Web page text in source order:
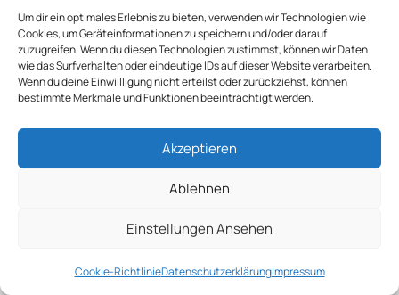
Um dir ein optimales Erlebnis zu bieten, verwenden wir Technologien wie
Cookies, um Geräteinformationen zu speichern und/oder darauf
zuzugreifen. Wenn du diesen Technologien zustimmst, können wir Daten
wie das Surfverhalten oder eindeutige IDs auf dieser Website verarbeiten.
Wenn du deine Einwillligung nicht erteilst oder zurückziehst, können
bestimmte Merkmale und Funktionen beeinträchtigt werden.
Akzeptieren
Ablehnen
Einstellungen Ansehen
Cookie-RichtlinieDatenschutzerklärungImpressum
vermieden und der Alltag der Anwohner
erleichtert werden. Zudem trägt eine rechtzeitige
Räumung dazu bei, dass der Verkehr reibungslos
fließt und die Wintermonate angenehmer
Von Der Planung Bis Zur
Ausführung
Schneeräumung in Aerzenist ein